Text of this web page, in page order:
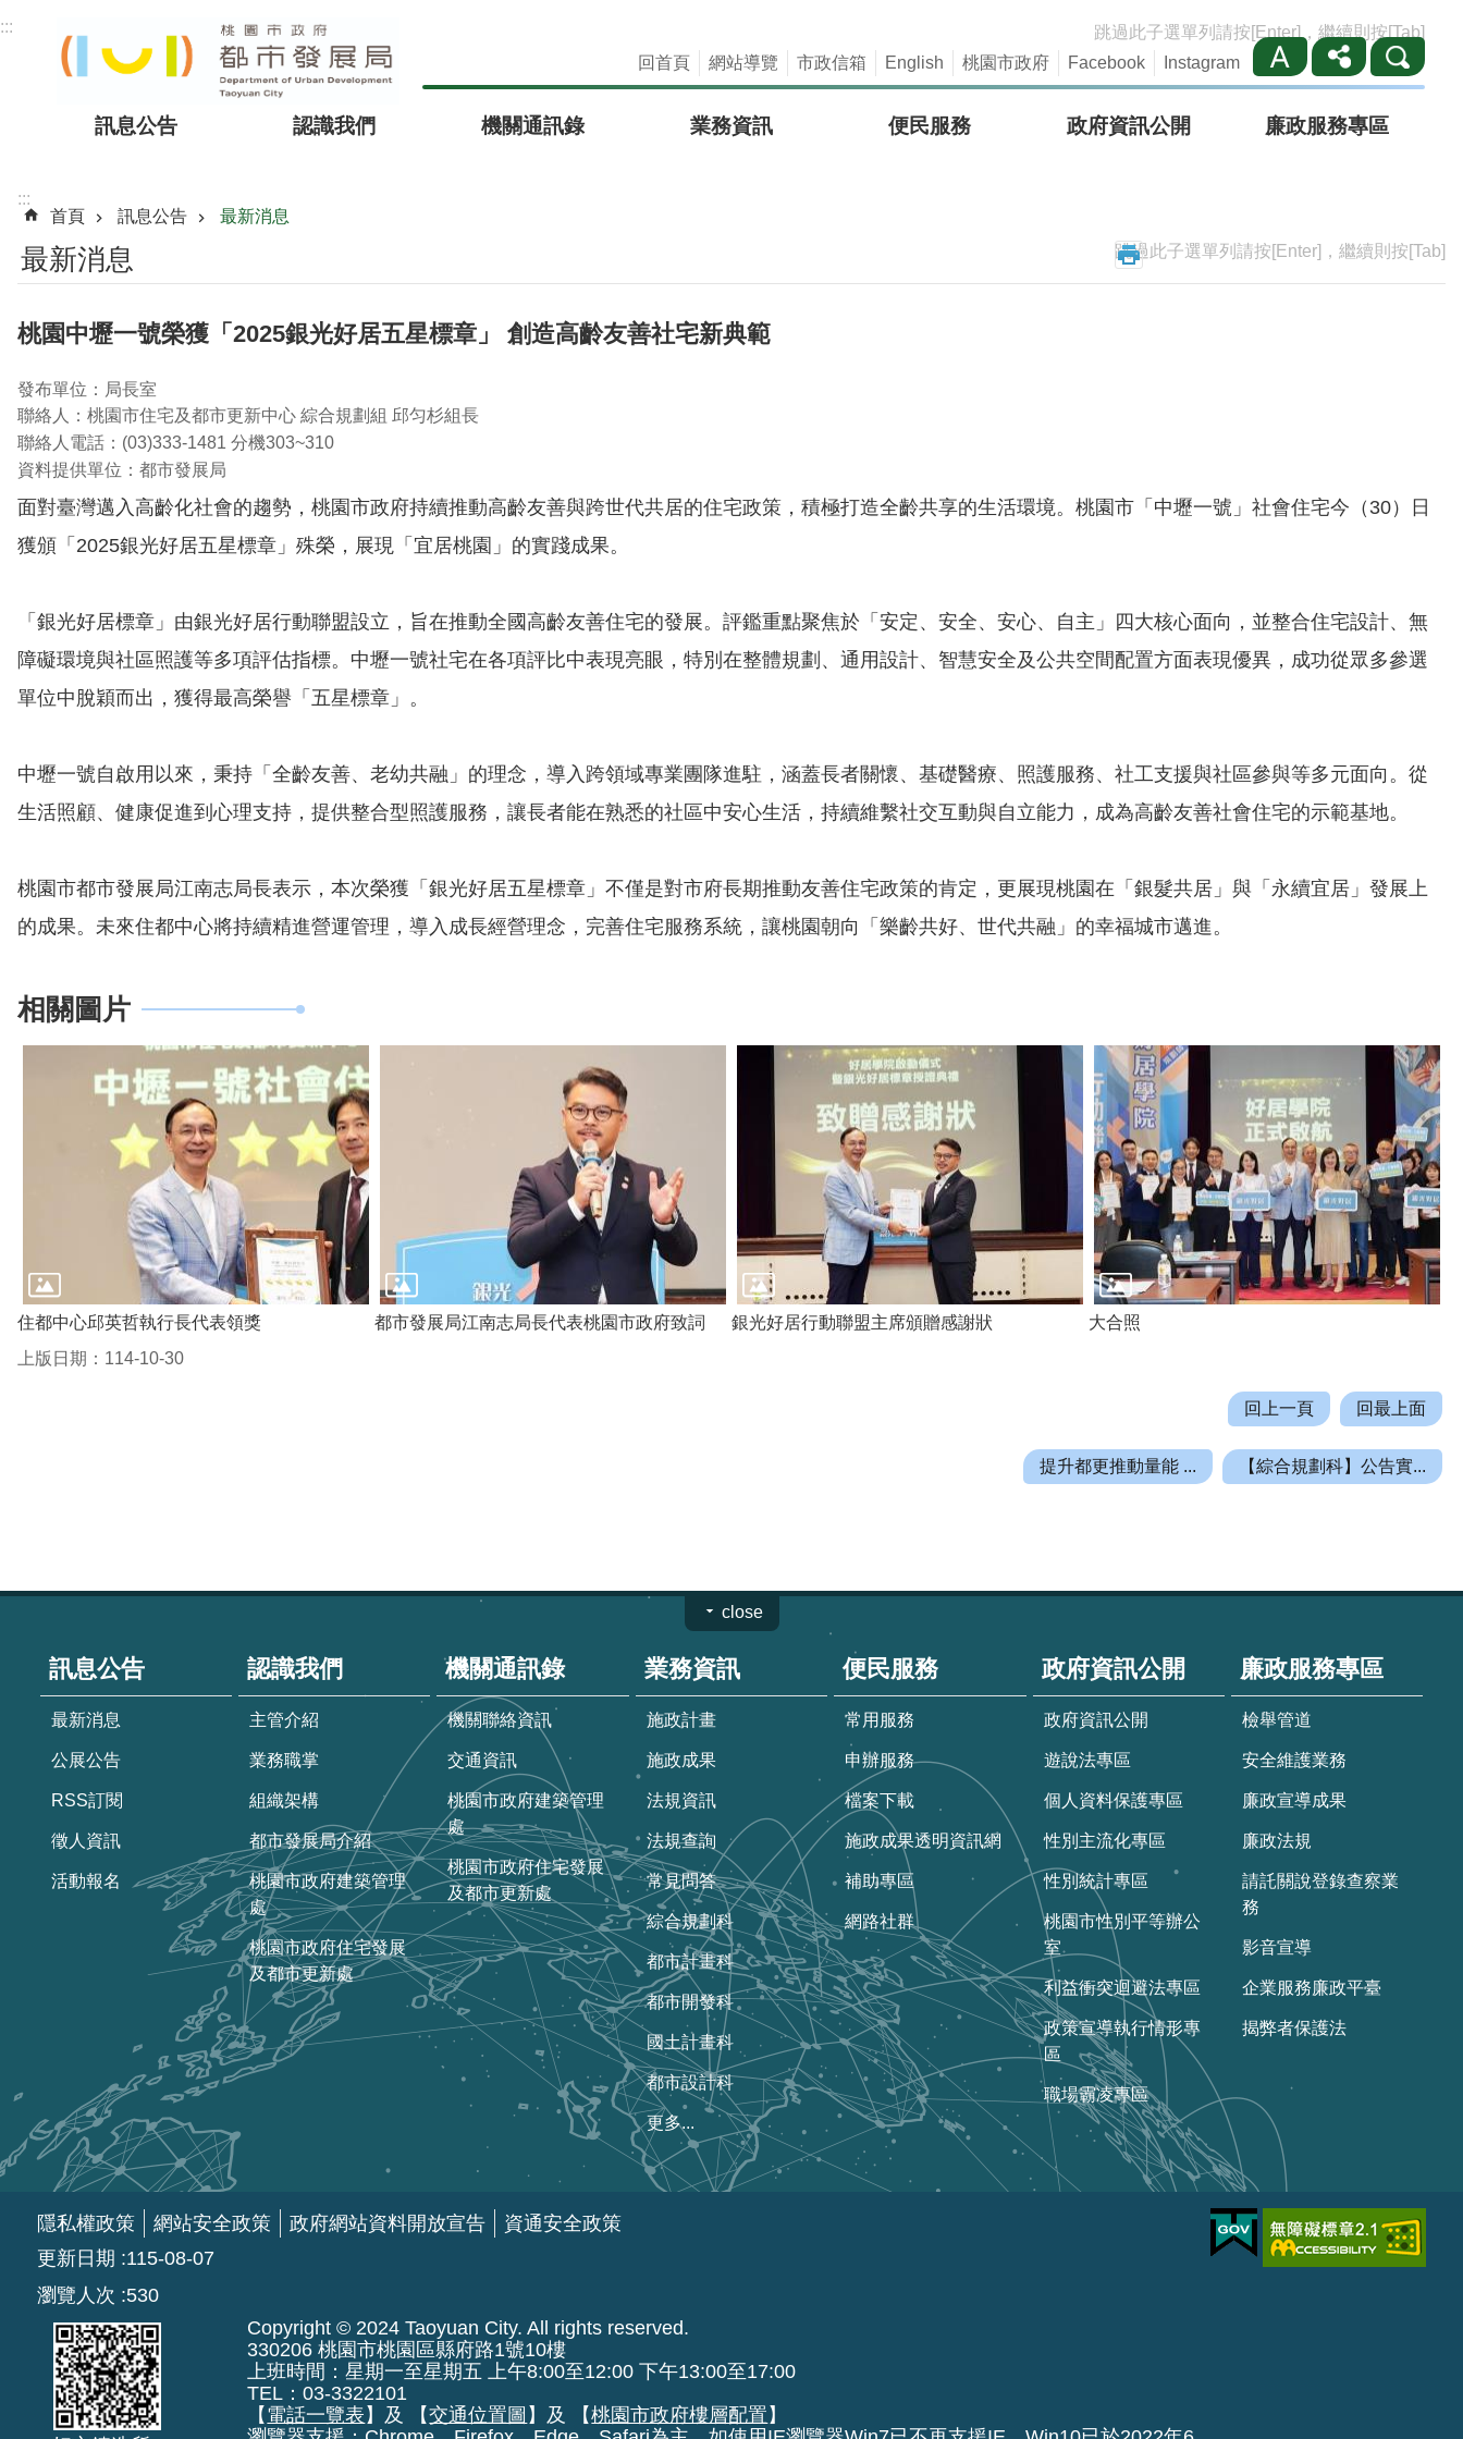
跳到主要內容區塊
:::
跳過此子選單列請按[Enter]，繼續則按[Tab]
回首頁
網站導覽 市政信箱 English 桃園市政府 Facebook Instagram
訊息公告 認識我們 機關通訊錄 業務資訊 便民服務 政府資訊公開 廉政服務專區
:::
首頁
訊息公告 最新消息
最新消息 跳過此子選單列請按[Enter]，繼續則按[Tab]
桃園中壢一號榮獲「2025銀光好居五星標章」 創造高齡友善社宅新典範
發布單位：局長室
聯絡人：桃園市住宅及都市更新中心 綜合規劃組 邱匀杉組長
聯絡人電話：(03)333-1481 分機303~310
資料提供單位：都市發展局
面對臺灣邁入高齡化社會的趨勢，桃園市政府持續推動高齡友善與跨世代共居的住宅政策，積極打造全齡共享的生活環境。桃園市「中壢一號」社會住宅今（30）日
獲頒「2025銀光好居五星標章」殊榮，展現「宜居桃園」的實踐成果。
「銀光好居標章」由銀光好居行動聯盟設立，旨在推動全國高齡友善住宅的發展。評鑑重點聚焦於「安定、安全、安心、自主」四大核心面向，並整合住宅設計、無
障礙環境與社區照護等多項評估指標。中壢一號社宅在各項評比中表現亮眼，特別在整體規劃、通用設計、智慧安全及公共空間配置方面表現優異，成功從眾多參選
單位中脫穎而出，獲得最高榮譽「五星標章」。
中壢一號自啟用以來，秉持「全齡友善、老幼共融」的理念，導入跨領域專業團隊進駐，涵蓋長者關懷、基礎醫療、照護服務、社工支援與社區參與等多元面向。從
生活照顧、健康促進到心理支持，提供整合型照護服務，讓長者能在熟悉的社區中安心生活，持續維繫社交互動與自立能力，成為高齡友善社會住宅的示範基地。
桃園市都市發展局江南志局長表示，本次榮獲「銀光好居五星標章」不僅是對市府長期推動友善住宅政策的肯定，更展現桃園在「銀髮共居」與「永續宜居」發展上
的成果。未來住都中心將持續精進營運管理，導入成長經營理念，完善住宅服務系統，讓桃園朝向「樂齡共好、世代共融」的幸福城市邁進。
相關圖片
住都中心邱英哲執行長代表領獎 都市發展局江南志局長代表桃園市政府致詞 銀光好居行動聯盟主席頒贈感謝狀
大合照
上版日期：114-10-30
回上一頁 回最上面
提升都更推動量能 ... 【綜合規劃科】公告實...
close
訊息公告
最新消息
公展公告
RSS訂閱
徵人資訊
活動報名
認識我們
主管介紹
業務職掌
組織架構
都市發展局介紹
桃園市政府建築管理
處
桃園市政府住宅發展
及都市更新處
機關通訊錄
機關聯絡資訊
交通資訊
桃園市政府建築管理
處
桃園市政府住宅發展
及都市更新處
業務資訊
施政計畫
施政成果
法規資訊
法規查詢
常見問答
綜合規劃科
都市計畫科
都市開發科
國土計畫科
都市設計科
更多...
便民服務
常用服務
申辦服務
檔案下載
施政成果透明資訊網
補助專區
網路社群
政府資訊公開
政府資訊公開
遊說法專區
個人資料保護專區
性別主流化專區
性別統計專區
桃園市性別平等辦公
室
利益衝突迴避法專區
政策宣導執行情形專
區
職場霸凌專區
廉政服務專區
檢舉管道
安全維護業務
廉政宣導成果
廉政法規
請託關說登錄查察業
務
影音宣導
企業服務廉政平臺
揭弊者保護法
隱私權政策 網站安全政策 政府網站資料開放宣告
資通安全政策
更新日期
115-08-07
瀏覽人次 530
Copyright © 2024 Taoyuan City. All rights reserved.
330206 桃園市桃園區縣府路1號10樓
上班時間：星期一至星期五 上午8:00至12:00 下午13:00至17:00
TEL：03-3322101
【 電話一覽表 】及 【交通位置圖 】及 【桃園市政府樓層配置 】